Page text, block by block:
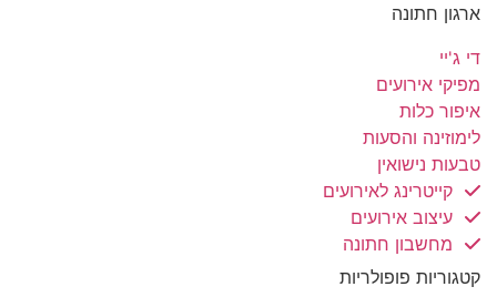
ארגון חתונה
די ג'יי
מפיקי אירועים
איפור כלות
לימוזינה והסעות
טבעות נישואין
קייטרינג לאירועים
עיצוב אירועים
מחשבון חתונה
קטגוריות פופולריות